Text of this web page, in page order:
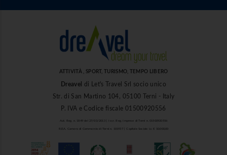
ATTIVITÀ , SPORT, TURISMO, TEMPO LIBERO
Dreavel
di Let's Travel Srl socio unico
Str. di San Martino 104, 05100 Terni - Italy
P. IVA e Codice fiscale 01500920556
Aut. Reg. n. 1849 del 27/03/2013 | Iscr. Reg. Imprese di Terni n. 01500920556
R.E.A. Camera di Commercio di Terni n. 101937 | Capitale Sociale i.v. € 10.000,00